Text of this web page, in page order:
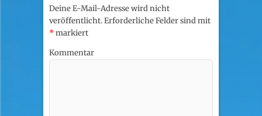
Deine E-Mail-Adresse wird nicht
veröffentlicht.Erforderliche Felder sind mit
*markiert
Kommentar